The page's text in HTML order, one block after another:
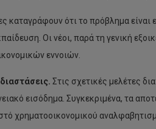
καταγράφουν ότι το πρόβλημα είναι
Οι νέοι, παρά τη γενική
εννοιών.
Στις σχετικές μελέτες
εισόδημα. Συγκεκριμένα, τα
χρηματοοικονομικού